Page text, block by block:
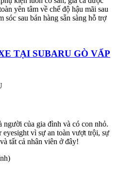
yên tâm về chế độ hậu mãi sau
sóc sau bán hàng sẵn sàng hỗ trợ
TẠI SUBARU GÒ VẤP
của gia đình và có con nhỏ.
vì sự an toàn vượt trội, sự
tất cả nhân viên ở đây!